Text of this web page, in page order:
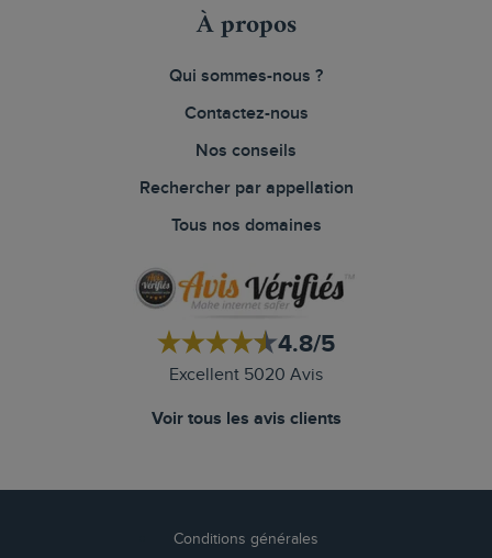
À propos
Qui sommes-nous ?
Contactez-nous
Nos conseils
Rechercher par appellation
Tous nos domaines
4.8/5
Excellent 5020 Avis
Voir tous les avis clients
Conditions générales